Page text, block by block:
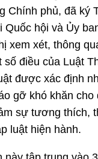
Chính phủ, đã ký
Quốc hội và Ủy
xem xét, thông
số điều của Luật
được xác định
gỡ khó khăn cho
sự tương thích,
luật hiện hành.